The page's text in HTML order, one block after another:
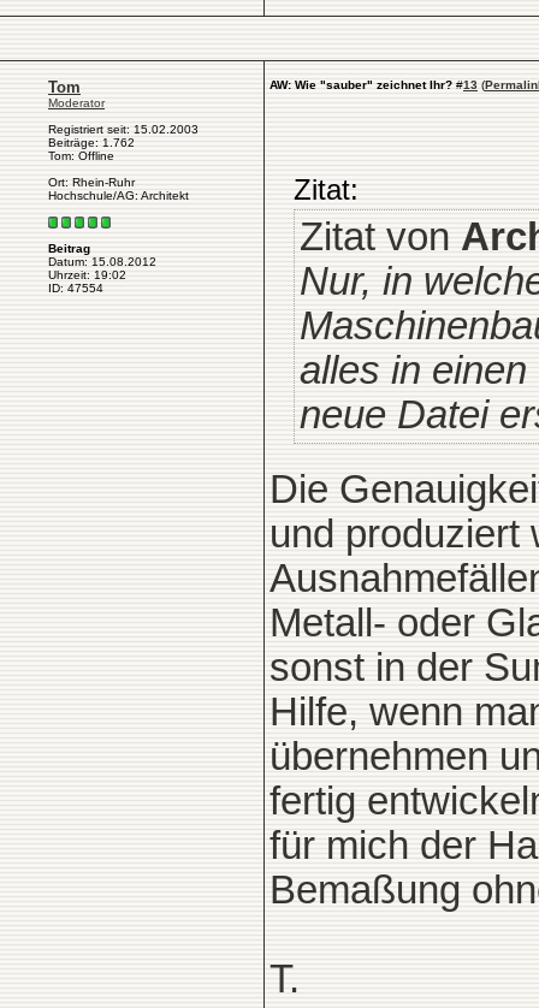
Tom
Moderator
Registriert seit: 15.02.2003
Beiträge: 1.762
Tom: Offline
Ort: Rhein-Ruhr
Hochschule/AG: Architekt
Beitrag
Datum: 15.08.2012
Uhrzeit: 19:02
ID: 47554
AW: Wie "sauber" zeichnet Ihr? #13 (
Zitat:
Zitat von
Nur, in
alles in
neue Datei
Die
und produziert
Metall- oder
sonst in der
Hilfe, wenn
übernehmen
fertig
für mich der
Bemaßung
T.